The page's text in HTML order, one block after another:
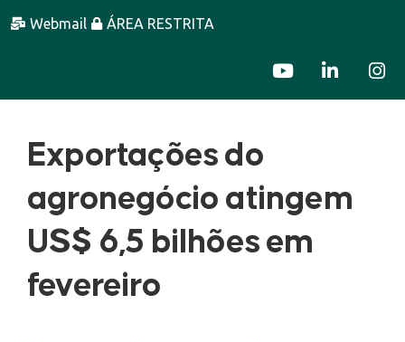
Webmail ÁREA RESTRITA
Exportações do
agronegócio atingem
US$ 6,5 bilhões em
fevereiro